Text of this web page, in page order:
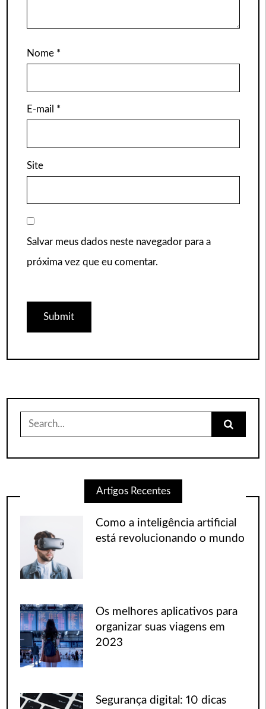
Nome *
E-mail *
Site
Salvar meus dados neste navegador para a
próxima vez que eu comentar.
Search
Artigos Recentes
Como a inteligência artificial
está revolucionando o mundo
Os melhores aplicativos para
organizar suas viagens em
2023
Segurança digital: 10 dicas